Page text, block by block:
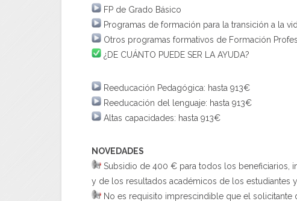
FP de Grado Básico
Programas de formación para la transición a la
Otros programas formativos de Formación
¿DE CUÁNTO PUEDE SER LA AYUDA?
Reeducación Pedagógica: hasta 913€
Reeducación del lenguaje: hasta 913€
Altas capacidades: hasta 913€
NOVEDADES
Subsidio de 400 € para todos los beneficiarios,
y de los resultados académicos de los estudiantes
No es requisito imprescindible que el